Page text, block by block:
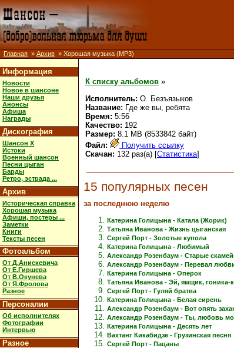
Главная » Архив » Хорошая музыка (MP3)
Информация
Новости
Новое в шансоне
Наши друзья
Анонсы
Афиша
Награды
Дискография
Шансон X
Истоки
Военный шансон
Песни цыган
Барды
Ретро, эстрада ...
Архив
Историческая справка
Хорошая музыка
Афиши, постеры ...
Заметки
Книги
Тексты песен
Фотоальбом
От Д.Анискевича
От Е.Гиршева
От В.Окунева
От Я.Фролова
Разное
Персоналии
Об исполнителях
Фотографии
Интервью
Разное
К списку альбомов »
Исполнитель: О. Безъязыков
Название: Где же вы, ребята
Время: 5:56
Качество: 192
Размер: 8.1 MB (8533842 байт)
Файл:
Получить ссылку
Скачан: 132 раз(а) [Статистика]
15 популярных песен
за последнюю неделю
Катерина Голицына - Катала (Жорик)
Татьяна Иванова - Жизнь цыганская
Сергей Порт - Золотые купола
Катерина Голицына - Любимый
Александр Розенбаум - Старые
Александр Розенбаум - Перевал
Катерина Голицына - Оперок
Татьяна Иванова - Эй, ямщик, гоника-
Сергей Порт - Гуляй братва
Катерина Голицына - Белая сирень
Александр Розенбаум - Вот опять
Александр Розенбаум - Ты, любовь
Катерина Голицына - Десять лет
Вахтанг Кикабидзе - Грузинская песня
Сергей Порт - Пацаны